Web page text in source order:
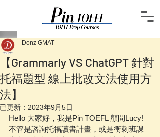
【Grammarly VS ChatGPT 針對
托福題型 線上批改文法使用方
法】
Donz GMAT
已更新： 2023年9月5日
Hello 大家好，我是Pin TOEFL 顧問Lucy!
不管是諮詢托福讀書計畫，或是衝刺班課